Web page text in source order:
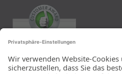
387 reviews from real customers
(last 12 months)
Total: 11280